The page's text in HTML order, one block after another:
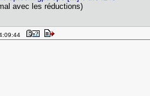
avec les réductions)